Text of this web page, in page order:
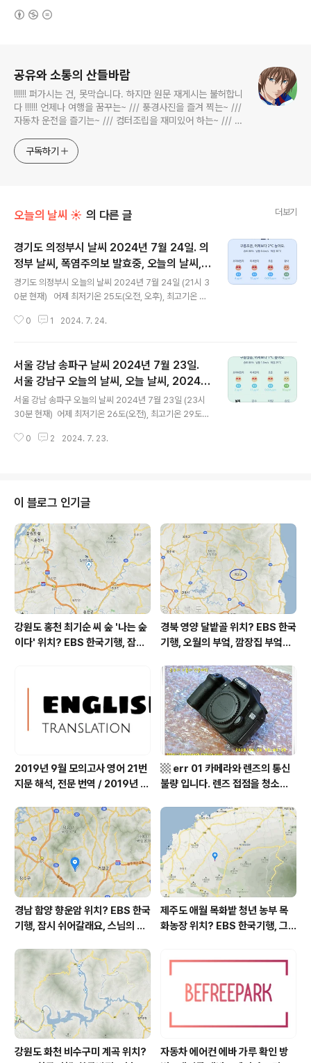
공유와 소통의 산들바람
!!!!!! 퍼가시는 건, 못막습니다. 하지만 원문 재게시는 불허합니
다 !!!!!! 언제나 여행을 꿈꾸는~ /// 풍경사진을 즐겨 찍는~ ///
자동차 운전을 즐기는~ /// 컴터조립을 재미있어 하는~ /// 고
식하는 미드가 있는~ /// 사회적 이슈에 발언하는~ 不老巨
구독하기
오늘의 날씨 ☀ 의 다른 글 더보기
경기도 의정부시 날씨 2024년 7월 24일. 의
정부 날씨, 폭염주의보 발효중, 오늘의 날씨,
오늘 날씨, 2024 0724, 초미세먼지, 미세먼
지, 황사, 자외선
경기도 의정부시 오늘의 날씨 2024년 7월 24일 (21시 3
0분 현재) 어제 최저기온 25도(오전, 오후), 최고기온 28
어제와 같은 최저기온이고 어제보다 3도 높은 최고기온입
시 - 15시 하루 중 최고기온입니다 * 눈비 올 확률은 위 이
미지에서 시간별 기상 상태 참조 대기상황 공기질은어제
초미세먼지 좋음 = 8 ㎍/m³ 미세먼지는 좋음 = 18 ㎍/
m³황사는 보통 = 10 ㎍/m³ 자외선 (오후) = 보통 오늘
초미세먼지 좋음 = 4 ㎍/m³ 미세먼지는 좋음 = 12 ㎍/
m³황사는 보통 = 9 ㎍/m³ 자외..
0 1 2024. 7. 24.
서울 강남 송파구 날씨 2024년 7월 23일.
서울 강남구 오늘의 날씨, 오늘 날씨, 2024 0
723, 초미세먼지, 미세먼지, 황사, 자외선
서울 강남 송파구 오늘의 날씨 2024년 7월 23일 (23시
30분 현재) 어제 최저기온 26도(오전), 최고기온 29도
어제와 같은 최저기온이고 어제와 같은 최고기온입니다 아
별 기상 상태 참조 대기상황 공기질은어제초미세먼지 좋
음 = 2 ㎍/m³ 미세먼지는 좋음 = 10 ㎍/m³황사는 보
통 = 8 ㎍/m³ ( 경기 지역 평균 )자외선 (오후) = 보통오
늘초미세먼지 좋음 = 2 ㎍/m³ 미세먼지는 좋음 = 11 ㎍/
m³황사는 보통 = 10 ㎍/m³ 자외선 (오후) = ..
0 2 2024. 7. 23.
이 블로그 인기글
강원도 홍천 최기순 씨 숲 '나는 숲
이다' 위치? EBS 한국기행, 잠시
강원도 홍천군 가볼 만한 곳, (구)
까르돈, kbs 인간극장
경북 영양 달밭골 위치? EBS 한국
기행, 오월의 부엌, 깜장집 부엌은
어디? / 경상북도 영양군 가볼 만
한 곳, 영양읍 상원리. KBS 인간극
장 임분노미 할머니
2019년 9월 모의고사 영어 21번
지문 해석, 전문 번역 / 2019년 9
역, 평가원 2019년 고3 9월 영어
영역 외국어영역 전문 해석, Engli
sh to Korean translation
▩ err 01 카메라와 렌즈의 통신
불량 입니다. 렌즈 접점을 청소하
경남 함양 향운암 위치? EBS 한국
기행, 잠시 쉬어갈래요, 스님의 어
상남도 함양군 가볼 만한 곳, 용추
계곡 향운암 명천스님, 덕유산 황
석산 거망산 기백산
제주도 애월 목화밭 청년 농부 목
화농장 위치? EBS 한국기행, 그
디? / 제주도 가볼 만한 곳
강원도 화천 비수구미 계곡 위치?
자동차 에어컨 에바 가루 확인 방